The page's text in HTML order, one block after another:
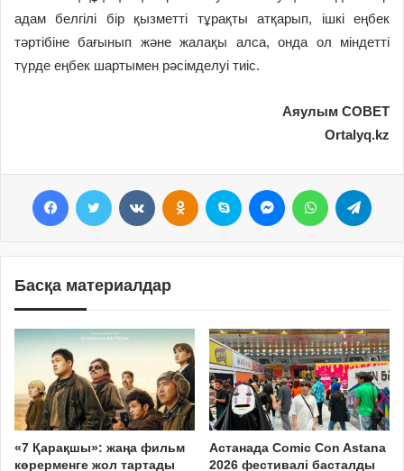
адам белгілі бір қызметті тұрақты атқарып, ішкі еңбек
тәртібіне бағынып және жалақы алса, онда ол міндетті
түрде еңбек шартымен рәсімделуі тиіс.
Аяулым СОВЕТ
Ortalyq.kz
Басқа материалдар
«7 Қарақшы»: жаңа фильм
көрерменге жол тартады
Астанада Comic Con Astana
2026 фестивалі басталды